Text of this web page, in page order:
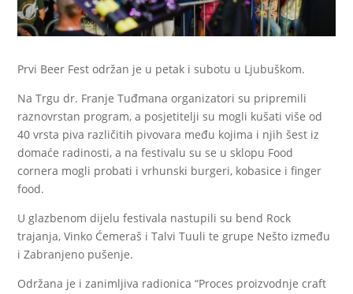
Prvi Beer Fest održan je u petak i subotu u Ljubuškom.
Na Trgu dr. Franje Tuđmana organizatori su pripremili
raznovrstan program, a posjetitelji su mogli kušati više od
40 vrsta piva različitih pivovara među kojima i njih šest iz
domaće radinosti, a na festivalu su se u sklopu Food
cornera mogli probati i vrhunski burgeri, kobasice i finger
food.
U glazbenom dijelu festivala nastupili su bend Rock
trajanja, Vinko Ćemeraš i Talvi Tuuli te grupe Nešto između
i Zabranjeno pušenje.
Održana je i zanimljiva radionica “Proces proizvodnje craft